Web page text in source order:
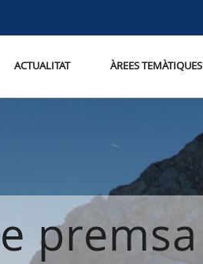
ACTUALITAT ÀREES TEMÀTIQUES
premsa